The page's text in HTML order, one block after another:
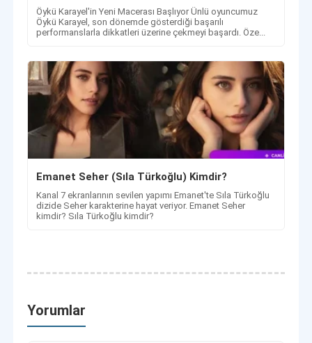
Öykü Karayel'in Yeni Macerası Başlıyor Ünlü oyuncumuz
Öykü Karayel, son dönemde gösterdiği başarılı
performanslarla dikkatleri üzerine çekmeyi başardı. Öze...
Emanet Seher (Sıla Türkoğlu) Kimdir?
Kanal 7 ekranlarının sevilen yapımı Emanet'te Sıla Türkoğlu
dizide Seher karakterine hayat veriyor. Emanet Seher
kimdir? Sıla Türkoğlu kimdir?
Yorumlar